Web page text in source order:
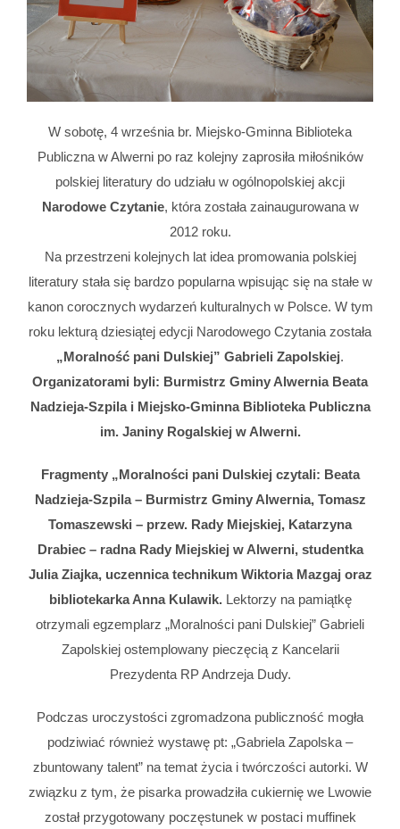
W sobotę, 4 września br. Miejsko-Gminna Biblioteka
Publiczna w Alwerni po raz kolejny zaprosiła miłośników
polskiej literatury do udziału w ogólnopolskiej akcji
Narodowe Czytanie, która została zainaugurowana w
2012 roku.
Na przestrzeni kolejnych lat idea promowania polskiej
literatury stała się bardzo popularna wpisując się na stałe w
kanon corocznych wydarzeń kulturalnych w Polsce. W tym
roku lekturą dziesiątej edycji Narodowego Czytania została
„Moralność pani Dulskiej” Gabrieli Zapolskiej.
Organizatorami byli: Burmistrz Gminy Alwernia Beata
Nadzieja-Szpila i Miejsko-Gminna Biblioteka Publiczna
im. Janiny Rogalskiej w Alwerni.
Fragmenty „Moralności pani Dulskiej czytali: Beata
Nadzieja-Szpila – Burmistrz Gminy Alwernia, Tomasz
Tomaszewski – przew. Rady Miejskiej, Katarzyna
Drabiec – radna Rady Miejskiej w Alwerni, studentka
Julia Ziajka, uczennica technikum Wiktoria Mazgaj oraz
bibliotekarka Anna Kulawik.Lektorzy na pamiątkę
otrzymali egzemplarz „Moralności pani Dulskiej” Gabrieli
Zapolskiej ostemplowany pieczęcią z Kancelarii
Prezydenta RP Andrzeja Dudy.
Podczas uroczystości zgromadzona publiczność mogła
podziwiać również wystawę pt: „Gabriela Zapolska –
zbuntowany talent” na temat życia i twórczości autorki. W
związku z tym, że pisarka prowadziła cukiernię we Lwowie
został przygotowany poczęstunek w postaci muffinek